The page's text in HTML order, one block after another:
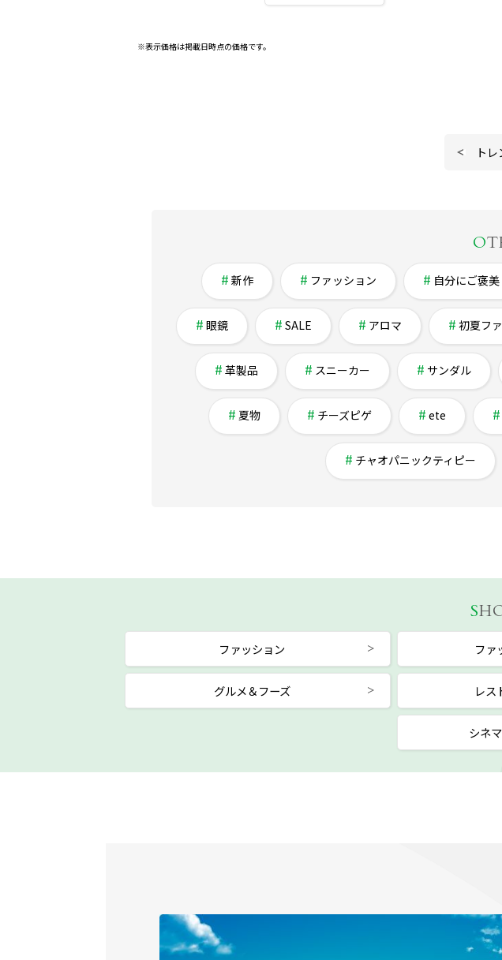
※表示価格は掲載日時点の価格です。
ト
O
新作 ファッション 自分にご褒美
眼鏡 SALE アロマ 初夏フ
革製品 スニーカー サンダル
夏物 チーズピゲ ete
チャオパニックティピー
S
ファッション ファ
グルメ＆フーズ レス
シネ